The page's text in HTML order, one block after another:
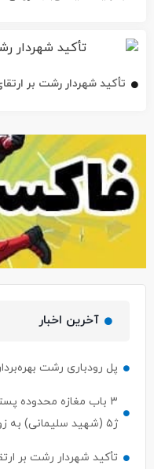
تأکید شهردار رشت بر
آخرین اخبار
۳ باب مغازه محدوده
تأکید شهردار رشت بر
ابر قهرمانان مرموز،